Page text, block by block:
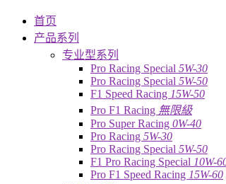
首页
产品系列
专业型系列
Pro Racing Special 5W-30
Pro Racing Special 5W-50
F1 Speed Racing 15W-50
Pro F1 Racing 無限級
Pro Super Racing 0W-40
Pro Racing 5W-30
Pro Racing Special 5W-50
F1 Pro Racing Special 10W-
Pro F1 Speed Racing 15W-60